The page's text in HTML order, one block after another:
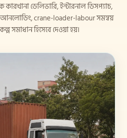
ডেলিভারি, ইন্টারনাল ডিসপ্যাচ,
আনলোডিং, crane-loader-labour সমন্বয়
সমাধান হিসেবে দেওয়া হয়।